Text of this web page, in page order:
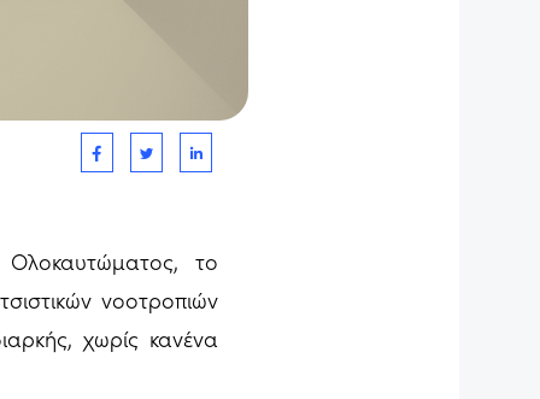
το
νοοτροπιών
χωρίς κανένα